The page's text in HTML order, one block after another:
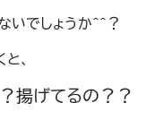
でしょうか＾＾？
、
揚げてるの？？